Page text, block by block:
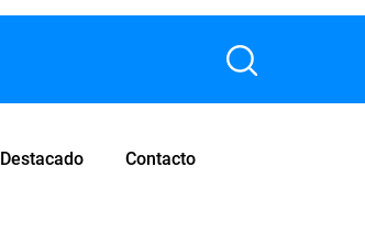
Destacado Contacto